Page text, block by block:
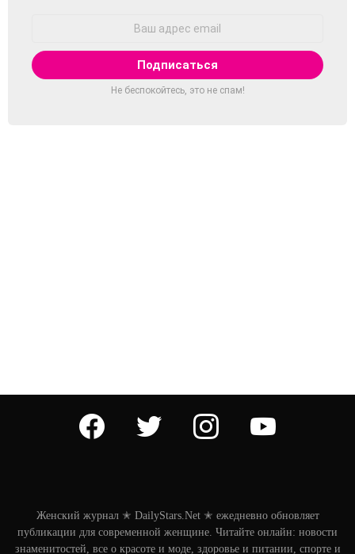
Не беспокойтесь, это не спам!
facebook twitter instagram
Женский журнал ✭ DailyStars.Net ✭ ежедневно обновляет
публикации для современной женщине. Читайте онлайн: новости
знаменитостей, все о красоте и моде, здоровье и питании, спорте и